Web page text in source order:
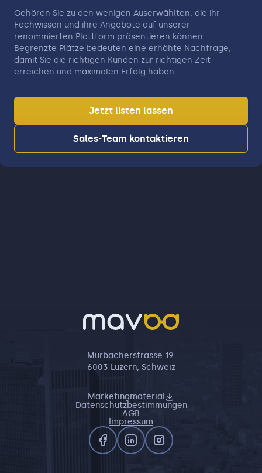
Gehören Sie zu den wenigen Auserwählten, die ihr
Fachwissen und ihre Angebote auf unserer
renommierten Plattform präsentieren können.
Begrenzte Plätze bedeuten eine erhöhte Nachfrage,
damit Sie die richtigen Kunden zur richtigen Zeit
erreichen und maximalen Erfolg haben.
Jetzt listen lassen
Sales-Team kontaktieren
Murbacherstrasse 19
6003 Luzern, Schweiz
Marketingmaterial
Datenschutzbestimmungen
AGB
Impressum